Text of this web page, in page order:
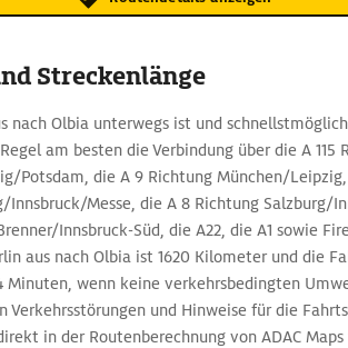
Streckenlänge
nach Olbia unterwegs ist und
am besten die Verbindung über die A 115
Potsdam, die A 9 Richtung München/
Innsbruck/Messe, die A 8 Richtung Salzburg/
Innsbruck-Süd, die A22, die A1 sowie
aus nach Olbia ist 1620 Kilometer und die
Minuten, wenn keine verkehrsbedingten
Verkehrsstörungen und Hinweise für die
in der Routenberechnung von ADAC